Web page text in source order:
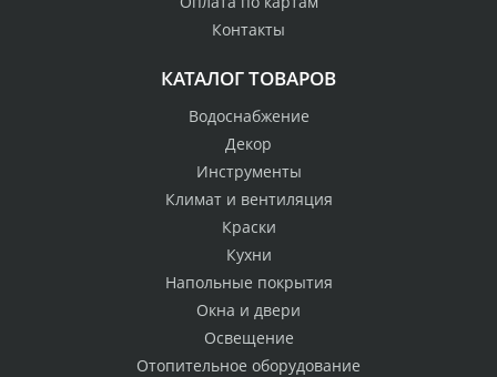
Контакты
КАТАЛОГ ТОВАРОВ
Водоснабжение
Декор
Инструменты
Климат и вентиляция
Краски
Кухни
Напольные покрытия
Окна и двери
Освещение
Отопительное оборудование